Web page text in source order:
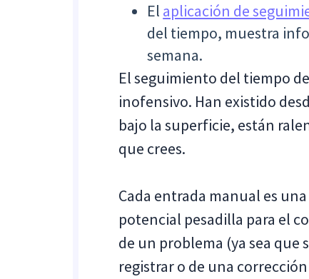
El aplicación de
del tiempo, muestra
semana.
El seguimiento del tiempo
inofensivo. Han existido
bajo la superficie, están
que crees.
Cada entrada manual es
potencial pesadilla para el
de un problema (ya sea que
registrar o de una